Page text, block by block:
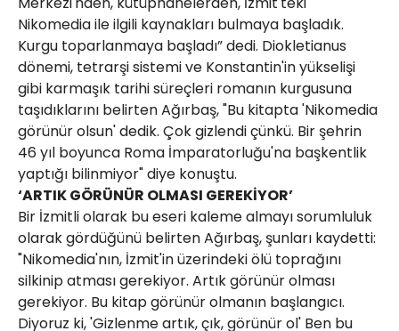
Nikomedia ile ilgili kaynakları bulmaya başladık.
Kurgu toparlanmaya başladı” dedi. Diokletianus
dönemi, tetrarşi sistemi ve Konstantin'in yükselişi
gibi karmaşık tarihi süreçleri romanın kurgusuna
taşıdıklarını belirten Ağırbaş, "Bu kitapta 'Nikomedia
görünür olsun' dedik. Çok gizlendi çünkü. Bir şehrin
46 yıl boyunca Roma İmparatorluğu'na başkentlik
yaptığı bilinmiyor" diye konuştu.
‘ARTIK GÖRÜNÜR OLMASI GEREKİYOR’
Bir İzmitli olarak bu eseri kaleme almayı sorumluluk
olarak gördüğünü belirten Ağırbaş, şunları kaydetti:
"Nikomedia'nın, İzmit'in üzerindeki ölü toprağını
silkinip atması gerekiyor. Artık görünür olması
gerekiyor. Bu kitap görünür olmanın başlangıcı.
Diyoruz ki, 'Gizlenme artık, çık, görünür ol' Ben bu